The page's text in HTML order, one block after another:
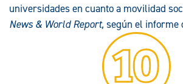
universidades en cuanto a movilidad
News & World Report, según el informe